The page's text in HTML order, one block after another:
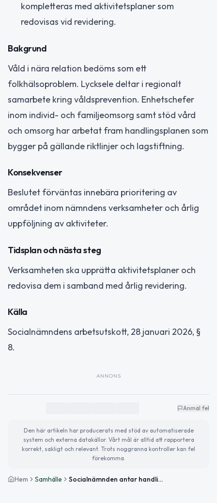
kompletteras med aktivitetsplaner som
redovisas vid revidering.
Bakgrund
Våld i nära relation bedöms som ett
folkhälsoproblem. Lycksele deltar i regionalt
samarbete kring våldsprevention. Enhetschefer
inom individ- och familjeomsorg samt stöd vård
och omsorg har arbetat fram handlingsplanen som
bygger på gällande riktlinjer och lagstiftning.
Konsekvenser
Beslutet förväntas innebära prioritering av
området inom nämndens verksamheter och årlig
uppföljning av aktiviteter.
Tidsplan och nästa steg
Verksamheten ska upprätta aktivitetsplaner och
redovisa dem i samband med årlig revidering.
Källa
Socialnämndens arbetsutskott, 28 januari 2026, §
8.
ANNONS
Anmäl fel
Den här artikeln har producerats med stöd av automatiserade
system och externa datakällor. Vårt mål är alltid att rapportera
korrekt, sakligt och relevant. Trots noggranna kontroller kan fel
förekomma.
Hem Samhälle Socialnämnden antar handlingsplan mot våld i Lycksele